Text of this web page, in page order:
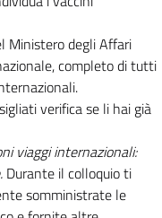
Ministero degli Affari
completo di tutti
verifica se li hai già
viaggi internazionali:
Durante il colloquio ti
somministrate le